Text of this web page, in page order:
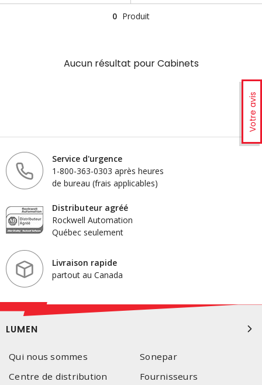
Votre avis
0 Produit
Aucun résultat pourCabinets
Service d'urgence
1-800-363-0303 après heures
de bureau (frais applicables)
Distributeur agréé
Rockwell Automation
Québec seulement
Livraison rapide
partout au Canada
LUMEN
Qui nous sommes
Sonepar
Centre de distribution
Fournisseurs